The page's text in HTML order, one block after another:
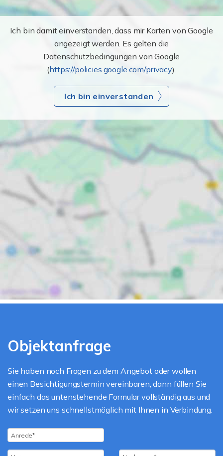
Ich bin damit einverstanden, dass mir Karten von Google
angezeigt werden. Es gelten die
Datenschutzbedingungen von Google
(https://policies.google.com/privacy).
Ich bin einverstanden
Objektanfrage
Sie haben noch Fragen zu dem Angebot oder wollen
einen Besichtigungstermin vereinbaren, dann füllen Sie
einfach das untenstehende Formular vollständig aus und
wir setzen uns schnellstmöglich mit Ihnen in Verbindung.